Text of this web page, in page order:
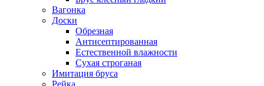
Вагонка
Доски
Обрезная
Антисептированная
Естественной влажности
Сухая строганая
Имитация бруса
Рейка